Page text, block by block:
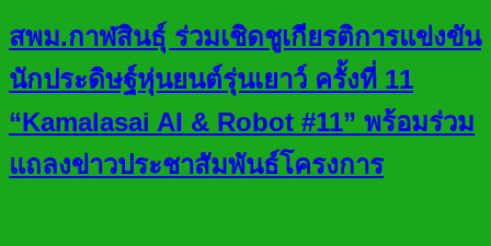
สพม.กาฬสินธุ์ ร่วมเชิดชูเกียรติการแข่งขัน
นักประดิษฐ์หุ่นยนต์รุ่นเยาว์ ครั้งที่ 11
“Kamalasai AI & Robot #11” พร้อมร่วม
แถลงข่าวประชาสัมพันธ์โครงการ